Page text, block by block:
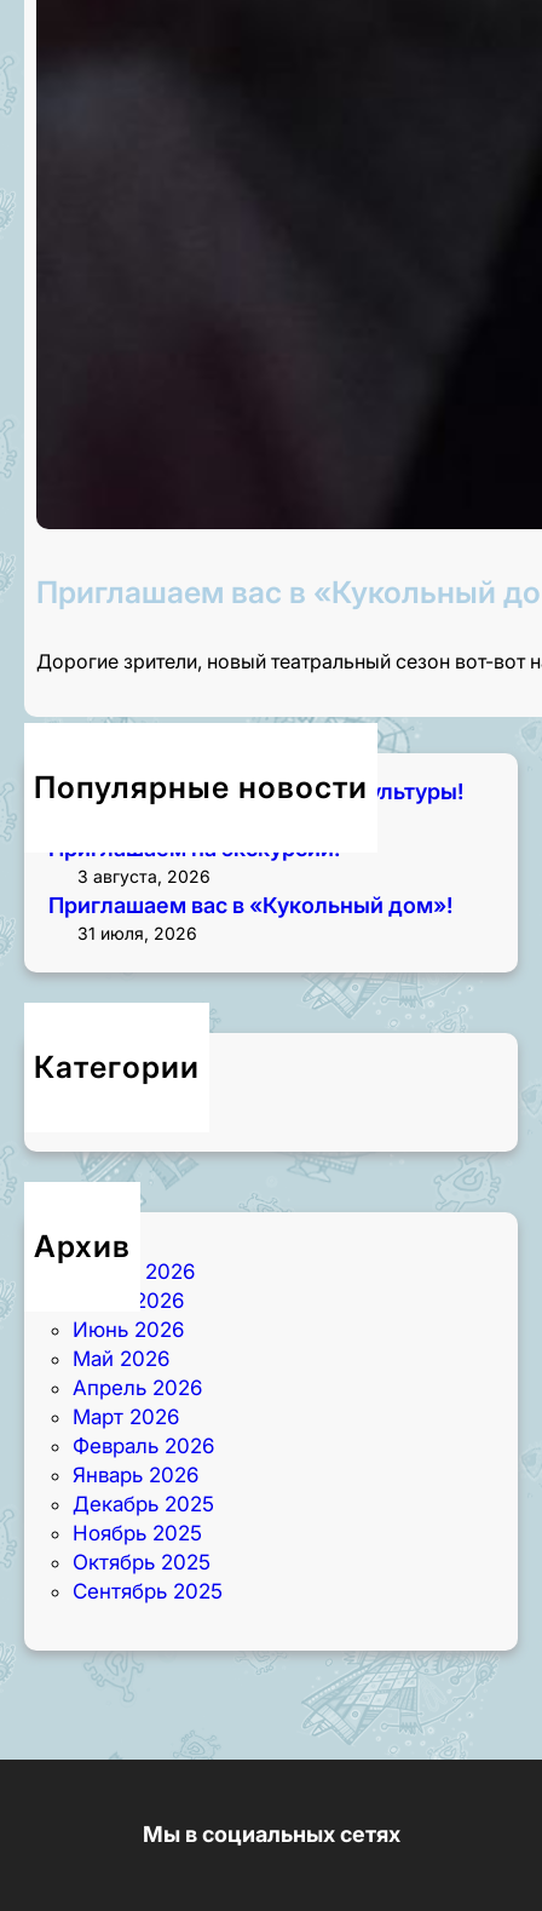
Приглашаем вас в «Кукольный
Дорогие зрители, новый театральный сезон вот-вот
Популярные новости
Чем занять лето? Начните с культуры!
Приглашаем на экскурсии!
3 августа, 2026
Приглашаем вас в «Кукольный дом»!
31 июля, 2026
Категории
Новости
Архив
Август 2026
Июль 2026
Июнь 2026
Май 2026
Апрель 2026
Март 2026
Февраль 2026
Январь 2026
Декабрь 2025
Ноябрь 2025
Октябрь 2025
Сентябрь 2025
Мы в социальных сетях